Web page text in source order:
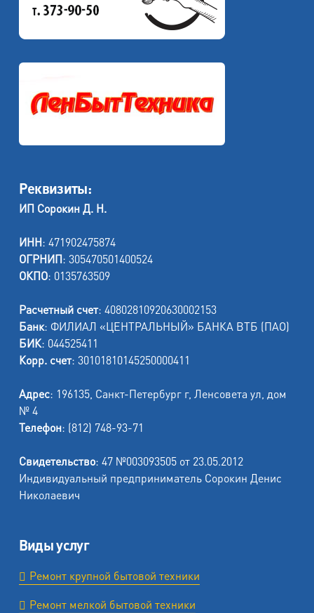
Реквизиты:
ИП Сорокин Д. Н.
ИНН: 471902475874
ОГРНИП: 305470501400524
ОКПО: 0135763509
Расчетный счет: 40802810920630002153
Банк: ФИЛИАЛ «ЦЕНТРАЛЬНЫЙ» БАНКА ВТБ (ПАО)
БИК: 044525411
Корр. счет: 30101810145250000411
Адрес: 196135, Санкт-Петербург г, Ленсовета ул, дом
№ 4
Телефон: (812) 748-93-71
Свидетельство: 47 №003093505 от 23.05.2012
Индивидуальный предприниматель Сорокин Денис
Николаевич
Виды услуг
Ремонт крупной бытовой техники
Ремонт мелкой бытовой техники